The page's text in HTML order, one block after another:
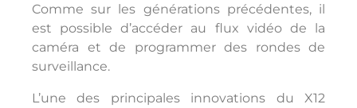
Comme sur les générations précédentes, il
est possible d’accéder au flux vidéo de la
caméra et de programmer des rondes de
surveillance.
L’une des principales innovations du X12